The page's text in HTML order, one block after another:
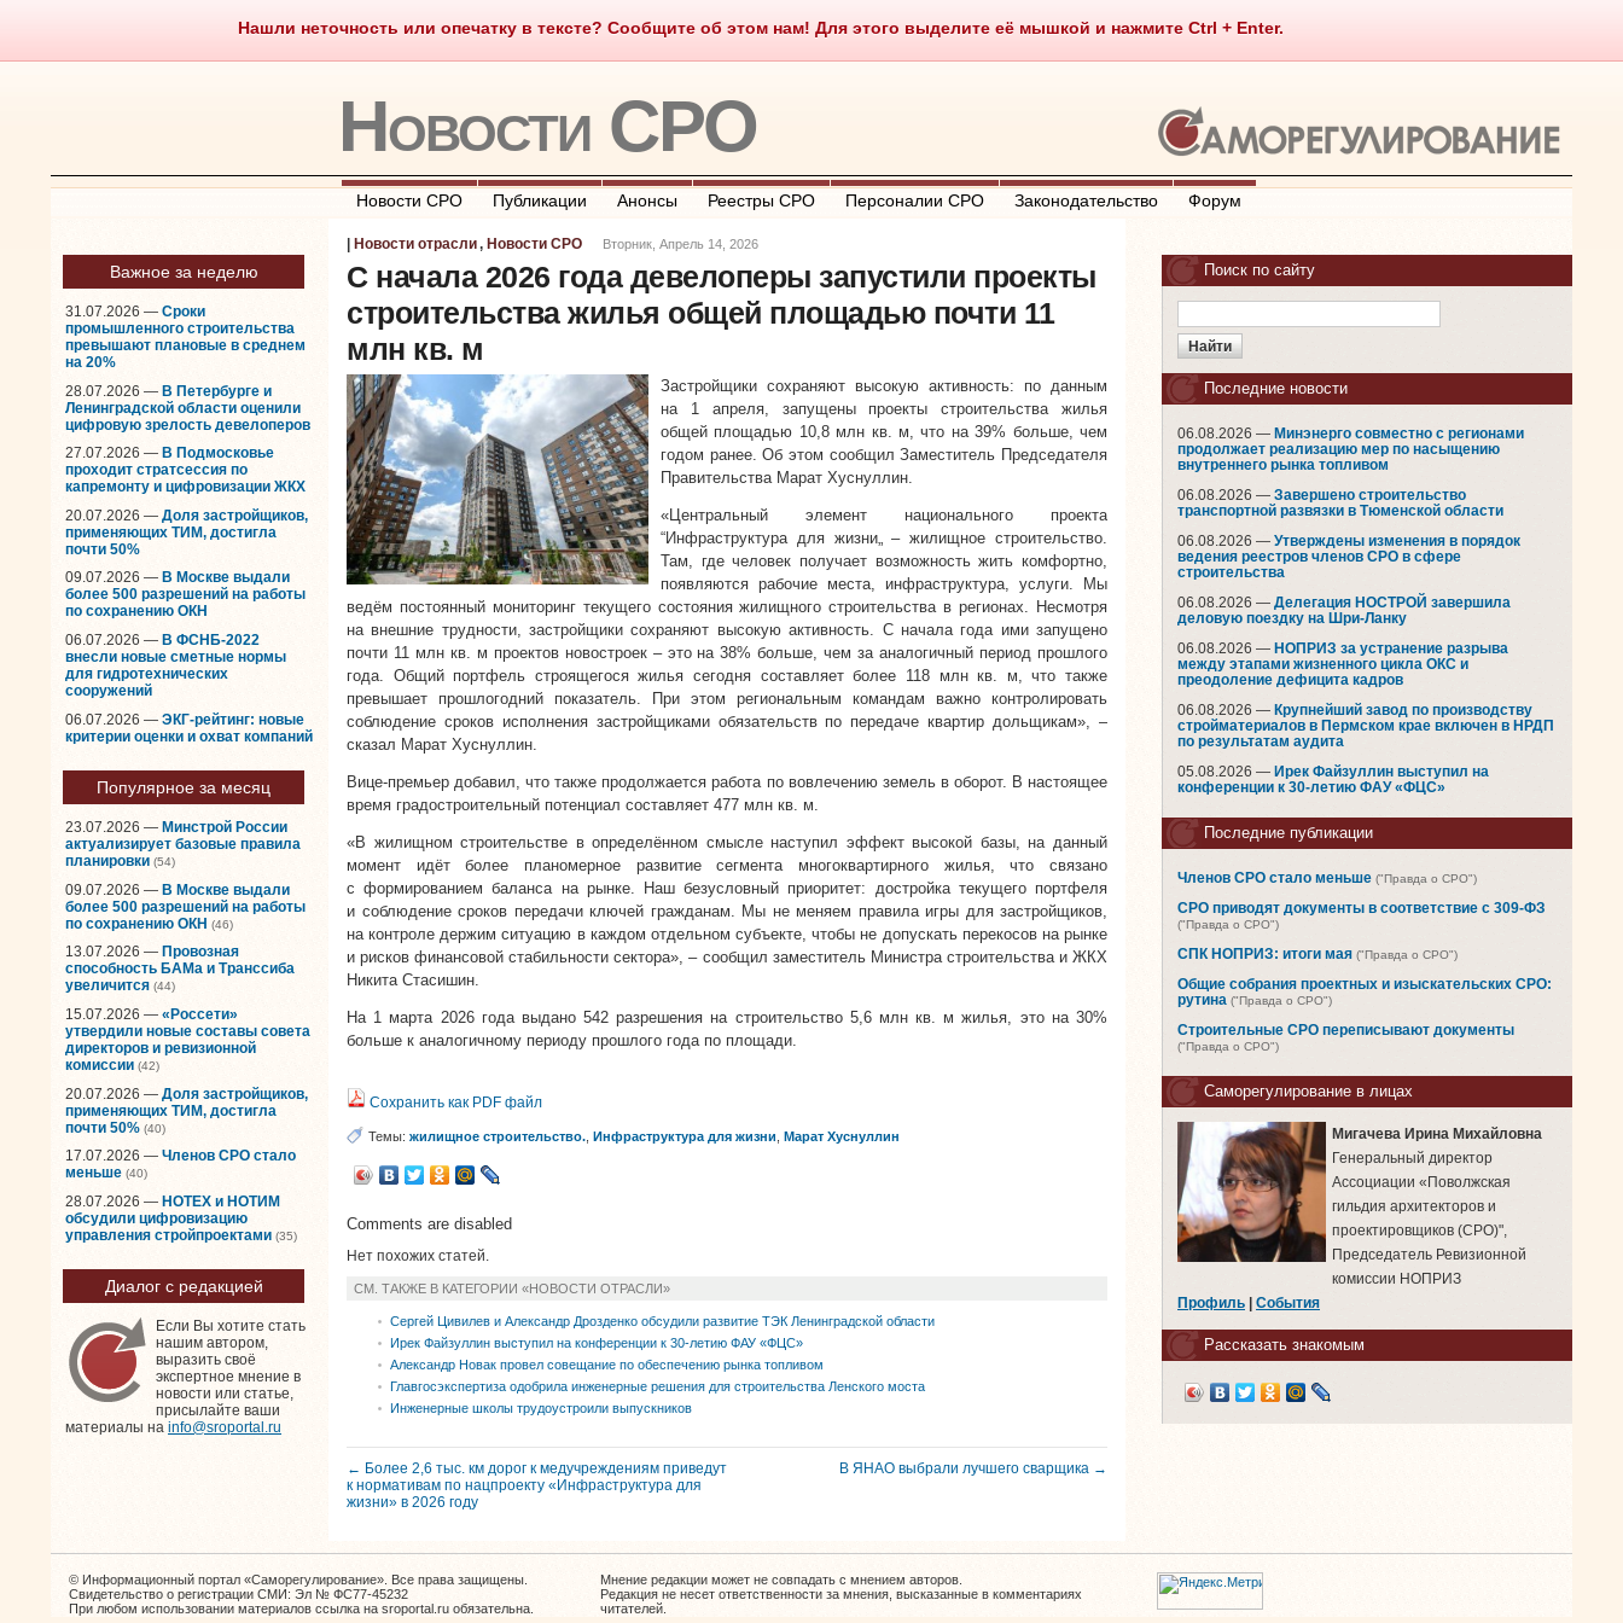
Нашли неточность или опечатку в тексте? Сообщите об этом нам! Для этого выделите её мышкой и нажмите Ctrl + Enter.
Саморегулирование Что такое СРО О портале Контакты Полезные ссылки
Новости СРО
Новости СРО Публикации Анонсы Реестры СРО Персоналии СРО Законодательство Форум
Важное за неделю
31.07.2026 — Сроки
промышленного строительства
превышают плановые в среднем
на 20%
28.07.2026 — В Петербурге и
Ленинградской области оценили
цифровую зрелость девелоперов
27.07.2026 — В Подмосковье
проходит стратсессия по
капремонту и цифровизации ЖКХ
20.07.2026 — Доля застройщиков,
применяющих ТИМ, достигла
почти 50%
09.07.2026 — В Москве выдали
более 500 разрешений на работы
по сохранению ОКН
06.07.2026 — В ФСНБ-2022
внесли новые сметные нормы
для гидротехнических
сооружений
06.07.2026 — ЭКГ-рейтинг: новые
критерии оценки и охват компаний
Популярное за месяц
23.07.2026 — Минстрой России
актуализирует базовые правила
планировки (54)
09.07.2026 — В Москве выдали
более 500 разрешений на работы
по сохранению ОКН (46)
13.07.2026 — Провозная
способность БАМа и Транссиба
увеличится (44)
15.07.2026 — «Россети»
утвердили новые составы совета
директоров и ревизионной
комиссии (42)
20.07.2026 — Доля застройщиков,
применяющих ТИМ, достигла
почти 50% (40)
17.07.2026 — Членов СРО стало
меньше (40)
28.07.2026 — НОТЕХ и НОТИМ
обсудили цифровизацию
управления стройпроектами (35)
Диалог с редакцией
Если Вы хотите стать
нашим автором,
выразить своё
экспертное мнение в
новости или статье,
присылайте ваши
материалы на info@sroportal.ru
Новости отрасли, Новости СРО Вторник, Апрель 14, 2026
C начала 2026 года девелоперы запустили проекты
строительства жилья общей площадью почти 11
млн кв. м
Застройщики сохраняют высокую активность: по данным
на 1 апреля, запущены проекты строительства жилья
общей площадью 10,8 млн кв. м, что на 39% больше, чем
годом ранее. Об этом сообщил Заместитель Председателя
Правительства Марат Хуснуллин.
«Центральный элемент национального проекта
“Инфраструктура для жизни„ – жилищное строительство.
Там, где человек получает возможность жить комфортно,
появляются рабочие места, инфраструктура, услуги. Мы
ведём постоянный мониторинг текущего состояния жилищного строительства в регионах. Несмотря
на внешние трудности, застройщики сохраняют высокую активность. С начала года ими запущено
почти 11 млн кв. м проектов новостроек – это на 38% больше, чем за аналогичный период прошлого
года. Общий портфель строящегося жилья сегодня составляет более 118 млн кв. м, что также
превышает прошлогодний показатель. При этом региональным командам важно контролировать
соблюдение сроков исполнения застройщиками обязательств по передаче квартир дольщикам», –
сказал Марат Хуснуллин.
Вице-премьер добавил, что также продолжается работа по вовлечению земель в оборот. В настоящее
время градостроительный потенциал составляет 477 млн кв. м.
«В жилищном строительстве в определённом смысле наступил эффект высокой базы, на данный
момент идёт более планомерное развитие сегмента многоквартирного жилья, что связано
с формированием баланса на рынке. Наш безусловный приоритет: достройка текущего портфеля
и соблюдение сроков передачи ключей гражданам. Мы не меняем правила игры для застройщиков,
на контроле держим ситуацию в каждом отдельном субъекте, чтобы не допускать перекосов на рынке
и рисков финансовой стабильности сектора», – сообщил заместитель Министра строительства и ЖКХ
Никита Стасишин.
На 1 марта 2026 года выдано 542 разрешения на строительство 5,6 млн кв. м жилья, это на 30%
больше к аналогичному периоду прошлого года по площади.
Сохранить как PDF файл
Темы: жилищное строительство. Инфраструктура для жизни Марат Хуснуллин
Comments are disabled
Нет похожих статей.
СМ. ТАКЖЕ В КАТЕГОРИИ «НОВОСТИ ОТРАСЛИ»
Сергей Цивилев и Александр Дрозденко обсудили развитие ТЭК Ленинградской области
Ирек Файзуллин выступил на конференции к 30-летию ФАУ «ФЦС»
Александр Новак провел совещание по обеспечению рынка топливом
Главгосэкспертиза одобрила инженерные решения для строительства Ленского моста
Инженерные школы трудоустроили выпускников
← Более 2,6 тыс. км дорог к медучреждениям приведут
к нормативам по нацпроекту «Инфраструктура для
жизни» в 2026 году
В ЯНАО выбрали лучшего сварщика →
Поиск по сайту
Последние новости
06.08.2026 — Минэнерго совместно с регионами
продолжает реализацию мер по насыщению
внутреннего рынка топливом
06.08.2026 — Завершено строительство
транспортной развязки в Тюменской области
06.08.2026 — Утверждены изменения в порядок
ведения реестров членов СРО в сфере
строительства
06.08.2026 — Делегация НОСТРОЙ завершила
деловую поездку на Шри-Ланку
06.08.2026 — НОПРИЗ за устранение разрыва
между этапами жизненного цикла ОКС и
преодоление дефицита кадров
06.08.2026 — Крупнейший завод по производству
стройматериалов в Пермском крае включен в НРДП
по результатам аудита
05.08.2026 — Ирек Файзуллин выступил на
конференции к 30-летию ФАУ «ФЦС»
Последние публикации
Членов СРО стало меньше ("Правда о СРО")
СРО приводят документы в соответствие с 309-ФЗ
("Правда о СРО")
СПК НОПРИЗ: итоги мая ("Правда о СРО")
Общие собрания проектных и изыскательских СРО:
рутина ("Правда о СРО")
Строительные СРО переписывают документы
("Правда о СРО")
Саморегулирование в лицах
Мигачева Ирина Михайловна
Генеральный директор
Ассоциации «Поволжская
гильдия архитекторов и
проектировщиков (СРО)",
Председатель Ревизионной
комиссии НОПРИЗ
Профиль
События
Рассказать знакомым
© Информационный портал «Саморегулирование». Все права защищены.
Свидетельство о регистрации СМИ: Эл № ФС77-45232
При любом использовании материалов ссылка на sroportal.ru обязательна.
Мнение редакции может не совпадать с мнением авторов.
Редакция не несет ответственности за мнения, высказанные в комментариях
читателей.